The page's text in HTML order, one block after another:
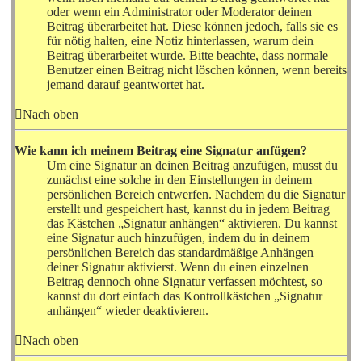
oder wenn ein Administrator oder Moderator deinen
Beitrag überarbeitet hat. Diese können jedoch, falls sie es
für nötig halten, eine Notiz hinterlassen, warum dein
Beitrag überarbeitet wurde. Bitte beachte, dass normale
Benutzer einen Beitrag nicht löschen können, wenn bereits
jemand darauf geantwortet hat.
Nach oben
Wie kann ich meinem Beitrag eine Signatur anfügen?
Um eine Signatur an deinen Beitrag anzufügen, musst du
zunächst eine solche in den Einstellungen in deinem
persönlichen Bereich entwerfen. Nachdem du die Signatur
erstellt und gespeichert hast, kannst du in jedem Beitrag
das Kästchen „Signatur anhängen“ aktivieren. Du kannst
eine Signatur auch hinzufügen, indem du in deinem
persönlichen Bereich das standardmäßige Anhängen
deiner Signatur aktivierst. Wenn du einen einzelnen
Beitrag dennoch ohne Signatur verfassen möchtest, so
kannst du dort einfach das Kontrollkästchen „Signatur
anhängen“ wieder deaktivieren.
Nach oben